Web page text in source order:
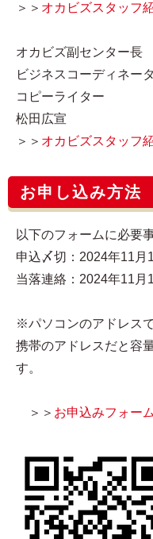
＞＞ オカビズスタッフ
オカビズ副センター長
ビジネスコーディネー
コピーライター
松田広宣
＞＞ オカビズスタッフ
お申し込み方法
以下のフォームに必要
申込〆切：2024年11月
当落連絡：2024年11月
※パソコンのアドレス
携帯のアドレスだと容
す。
＞＞ お申込みフォーム